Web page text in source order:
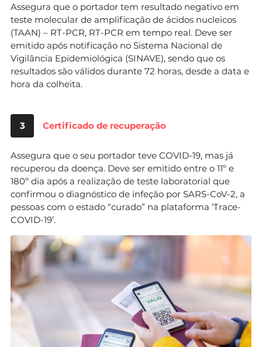
Assegura que o portador tem resultado negativo em
teste molecular de amplificação de ácidos nucleicos
(TAAN) – RT-PCR, RT-PCR em tempo real. Deve ser
emitido após notificação no Sistema Nacional de
Vigilância Epidemiológica (SINAVE), sendo que os
resultados são válidos durante 72 horas, desde a data e
hora da colheita.
3 Certificado de recuperação
Assegura que o seu portador teve COVID-19, mas já
recuperou da doença. Deve ser emitido entre o 11º e
180º dia após a realização de teste laboratorial que
confirmou o diagnóstico de infeção por SARS-CoV-2, a
pessoas com o estado “curado” na plataforma ‘Trace-
COVID-19’.